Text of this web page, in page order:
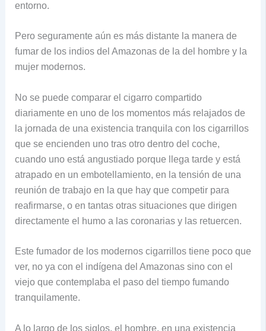
entorno.
Pero seguramente aún es más distante la manera de
fumar de los indios del Amazonas de la del hombre y la
mujer modernos.
No se puede comparar el cigarro compartido
diariamente en uno de los momentos más relajados de
la jornada de una existencia tranquila con los cigarrillos
que se encienden uno tras otro dentro del coche,
cuando uno está angustiado porque llega tarde y está
atrapado en un embotellamiento, en la tensión de una
reunión de trabajo en la que hay que competir para
reafirmarse, o en tantas otras situaciones que dirigen
directamente el humo a las coronarias y las retuercen.
Este fumador de los modernos cigarrillos tiene poco que
ver, no ya con el indígena del Amazonas sino con el
viejo que contemplaba el paso del tiempo fumando
tranquilamente.
A lo largo de los siglos, el hombre, en una existencia